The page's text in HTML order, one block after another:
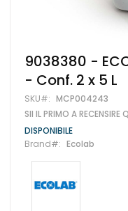
Vai
all'inizio
della
galleria
di
immagini
9038380 -
- Conf. 2 x 5 L
SKU MCP004243
SII IL PRIMO A
DISPONIBILE
Brand
Ecolab